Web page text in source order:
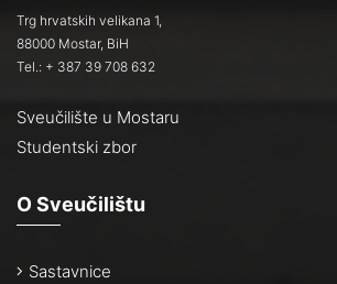
Trg hrvatskih velikana 1,
88000 Mostar, BiH
Tel.: + 387 39 708 632
Sveučilište u Mostaru
Studentski zbor
O Sveučilištu
Sastavnice